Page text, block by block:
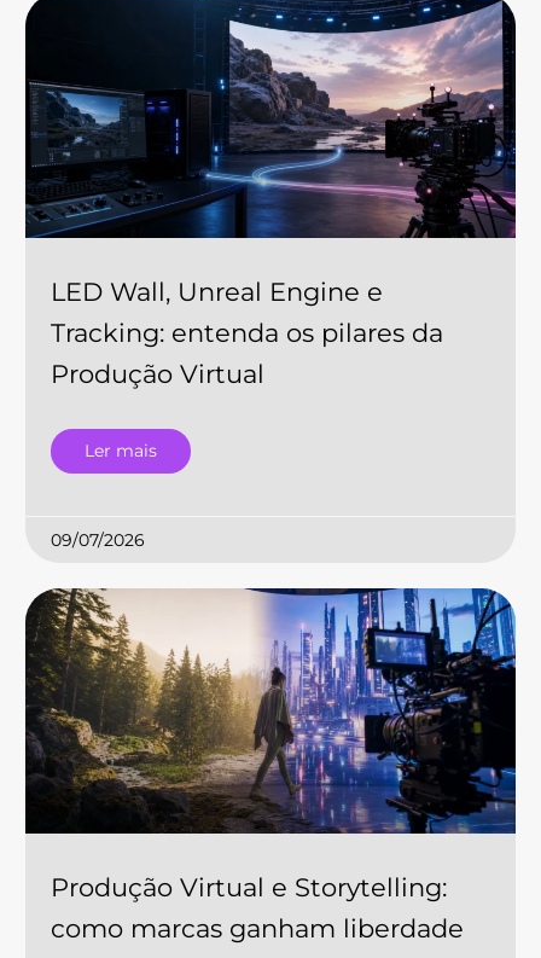
LED Wall, Unreal Engine e
Tracking: entenda os pilares da
Produção Virtual
Ler mais
09/07/2026
Produção Virtual e Storytelling:
como marcas ganham liberdade